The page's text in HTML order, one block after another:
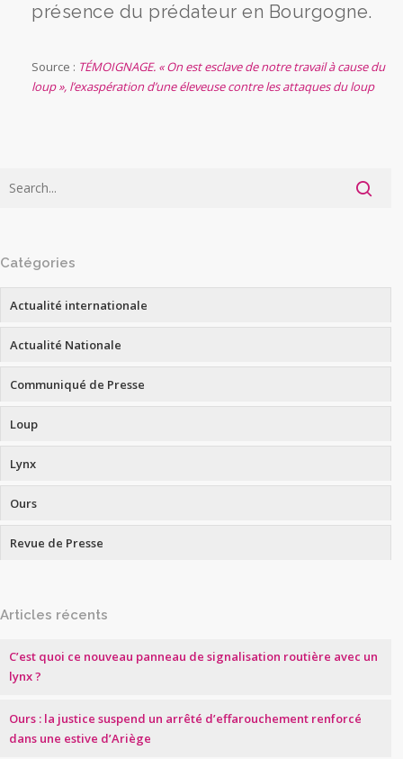
présence du prédateur en Bourgogne.
Source : TÉMOIGNAGE. « On est esclave de notre travail à cause du
loup », l’exaspération d’une éleveuse contre les attaques du loup
Catégories
Actualité internationale
Actualité Nationale
Communiqué de Presse
Loup
Lynx
Ours
Revue de Presse
Articles récents
C’est quoi ce nouveau panneau de signalisation routière avec un
lynx ?
Ours : la justice suspend un arrêté d’effarouchement renforcé
dans une estive d’Ariège